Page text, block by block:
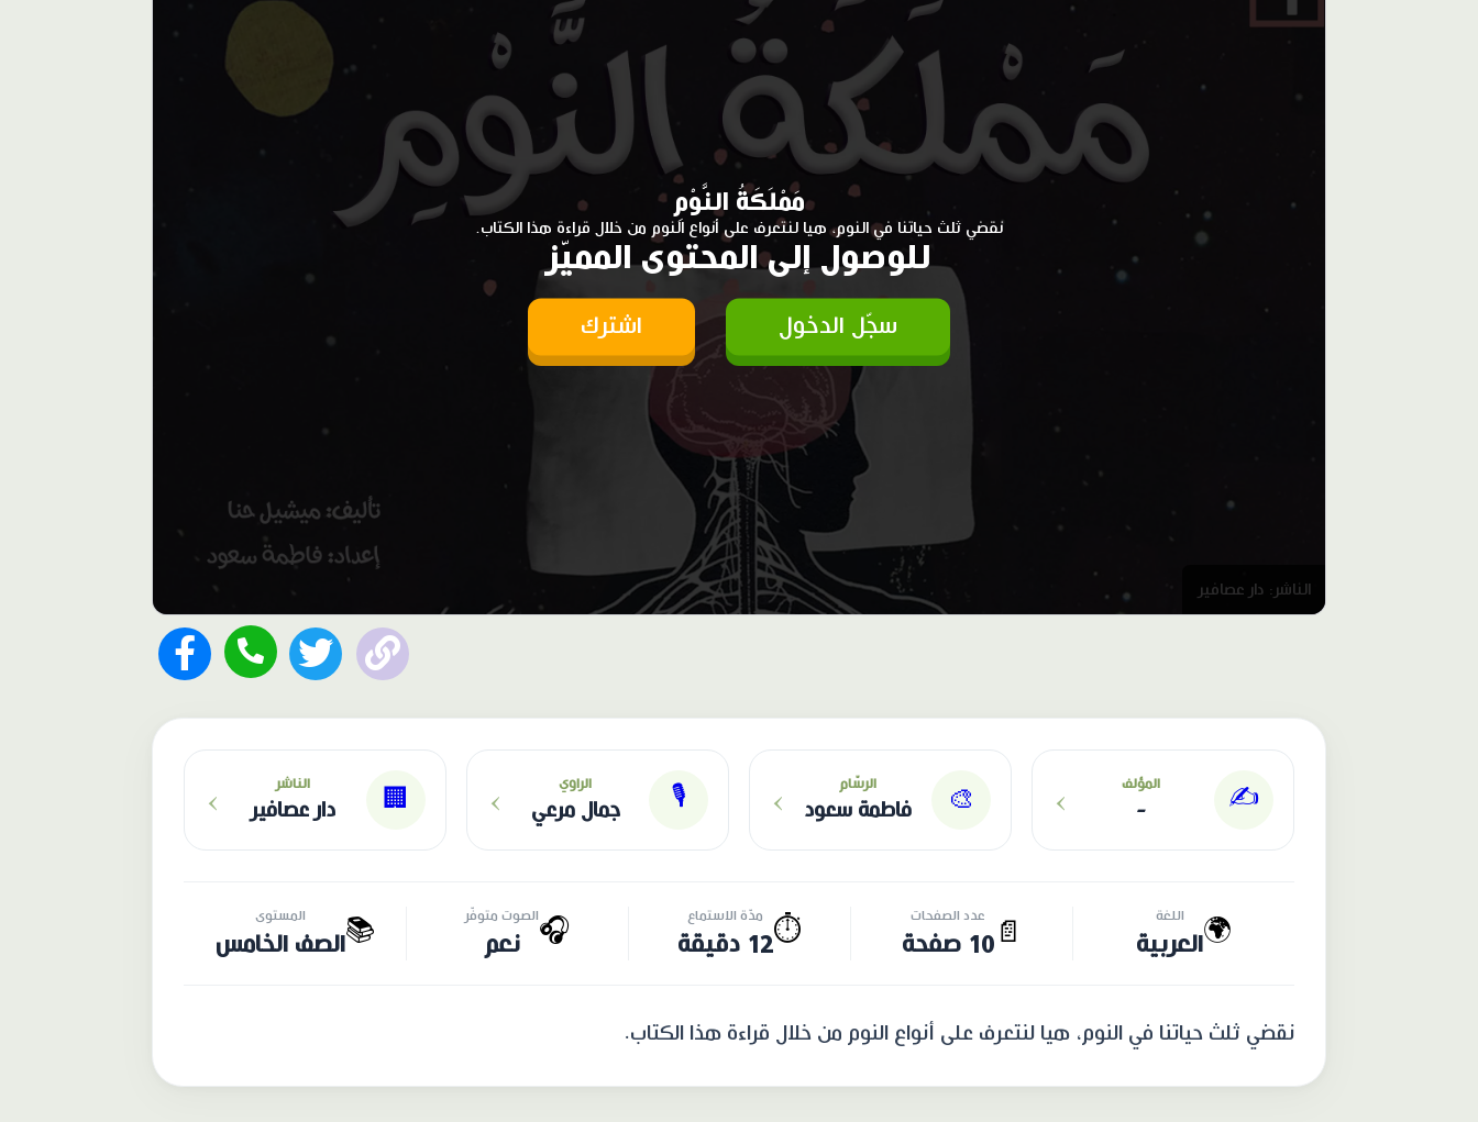
مَمْلَكَةُ النَّوْمِ
نقضي ثلث حياتنا في النوم، هيا لنتعرف على أنواع النوم من خلال قراءة هذا الكتاب.
للوصول إلى المحتوى المميّز
سجّل الدخول اشترك
الناشر: دار عصافير
✍️ المؤلف
-
›
🎨
الرسّام
فاطمة سعود ›
🎙 الراوي
جمال مرعي ›
🏢
الناشر
دار عصافير ›
🌍 اللغة
العربية 📄
عدد الصفحات
10 صفحة ⏱️ مدّة الاستماع
12 دقيقة 🎧الصوت متوفّر
نعم 📚 المستوى
الصف الخامس
نقضي ثلث حياتنا في النوم، هيا لنتعرف على أنواع النوم من خلال قراءة هذا الكتاب.